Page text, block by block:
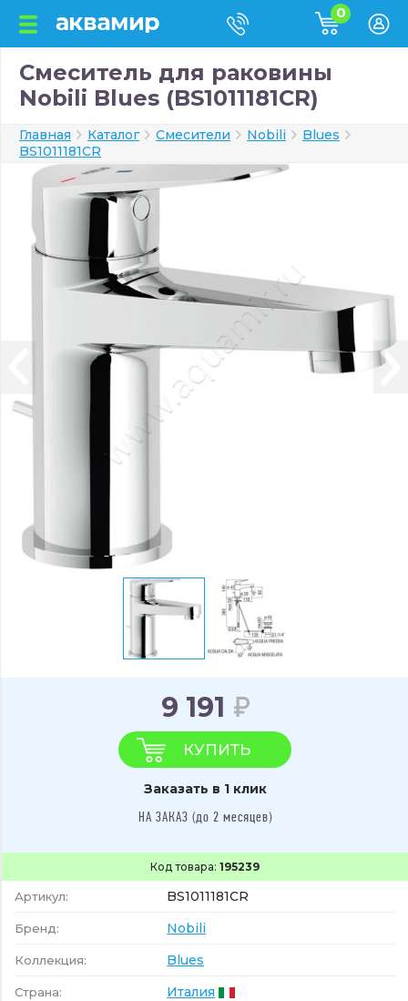
0
Смеситель для раковины
Nobili Blues (BS1011181CR)
Главная Каталог Смесители Nobili
Blues
BS1011181CR
Код товара: 195239
Артикул: BS1011181CR
Бренд: Nobili
Коллекция: Blues
Страна: Италия
9 191
КУПИТЬ
Заказать в 1 клик
НА ЗАКАЗ (до 2 месяцев)